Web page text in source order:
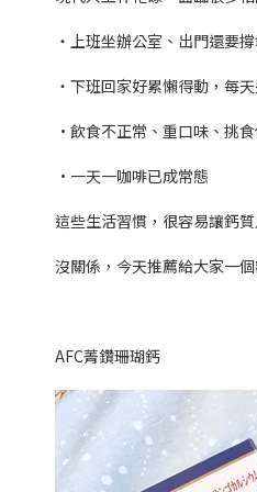
‧上班坐辦公室、出門還要
‧下班回家好累懶得動，每
·飲食不正常、重口味、挑
·一天一咖啡已成常態
這些生活習慣，很容易讓鈣
沒關係，今天推薦給大家一
AFC菁鑽珊瑚鈣